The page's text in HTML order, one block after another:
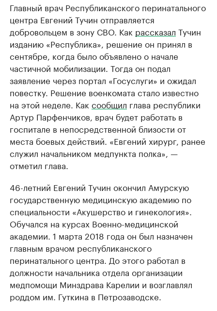
Главный врач Республиканского перинатального
центра Евгений Тучин отправляется
добровольцем в зону СВО. Как рассказал Тучин
изданию «Республика», решение он принял в
сентябре, когда было объявлено о начале
частичной мобилизации. Тогда он подал
заявление через портал «Госуслуги» и ожидал
повестку. Решение военкомата стало известно
на этой неделе. Как сообщил глава республики
Артур Парфенчиков, врач будет работать в
госпитале в непосредственной близости от
места боевых действий. «Евгений хирург, ранее
служил начальником медпункта полка», —
отметил глава.
46-летний Евгений Тучин окончил Амурскую
государственную медицинскую академию по
специальности «Акушерство и гинекология».
Обучался на курсах Военно-медицинской
академии. 1 марта 2018 года он был назначен
главным врачом республиканского
перинатального центра. До этого работал в
должности начальника отдела организации
медпомощи Минздрава Карелии и возглавлял
роддом им. Гуткина в Петрозаводске.